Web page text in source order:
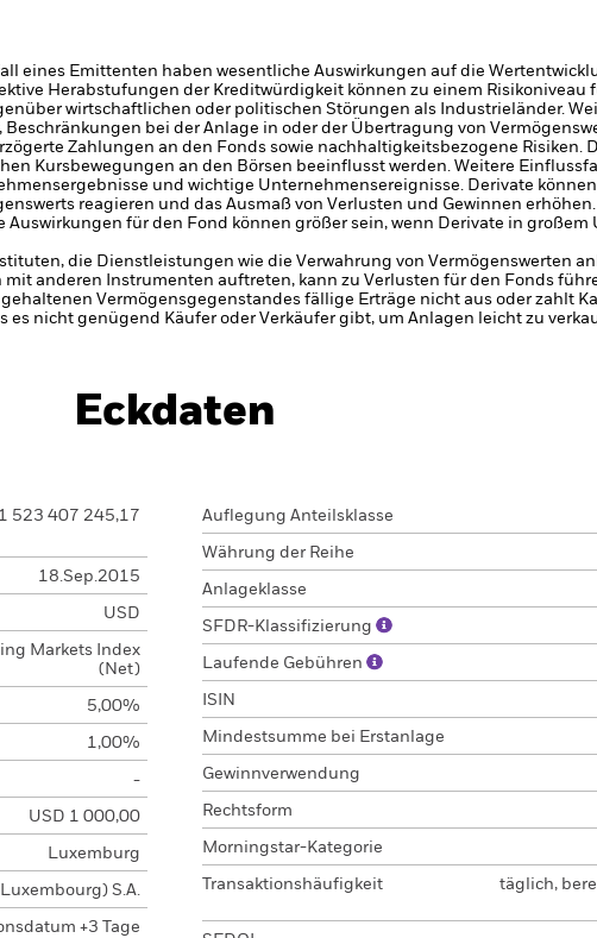
eines Emittenten haben wesentliche Auswirkungen auf die
Herabstufungen der Kreditwürdigkeit können zu einem Risikoniveau
wirtschaftlichen oder politischen Störungen als Industrieländer.
bei der Anlage in oder der Übertragung von
Zahlungen an den Fonds sowie nachhaltigkeitsbezogene Risiken.
Kursbewegungen an den Börsen beeinflusst werden. Weitere
und wichtige Unternehmensereignisse. Derivate
reagieren und das Ausmaß von Verlusten und Gewinnen
für den Fond können größer sein, wenn Derivate in großem
die Dienstleistungen wie die Verwahrung von Vermögenswerten
anderen Instrumenten auftreten, kann zu Verlusten für den Fonds
Vermögensgegenstandes fällige Erträge nicht aus oder zahlt
nicht genügend Käufer oder Verkäufer gibt, um Anlagen leicht zu
Eckdaten
523 407 245,17
18.Sep.2015
USD
Markets Index
(Net)
5,00%
1,00%
-
USD 1 000,00
Luxemburg
S.A.
+3 Tage
Auflegung Anteilsklasse
Währung der Reihe
Anlageklasse
SFDR-Klassifizierung
Laufende Gebühren
ISIN
Mindestsumme bei Erstanlage
Gewinnverwendung
Rechtsform
Morningstar-Kategorie
Transaktionshäufigkeit
täglich,